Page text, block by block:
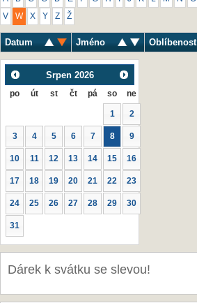
V W X Y Z Ž
Datum Jméno Oblíbenost
Srpen 2026
po út st čt pá so ne
1 2
3 4 5 6 7 8 9
10 11 12 13 14 15 16
17 18 19 20 21 22 23
24 25 26 27 28 29 30
31
Dárek k svátku se slevou!